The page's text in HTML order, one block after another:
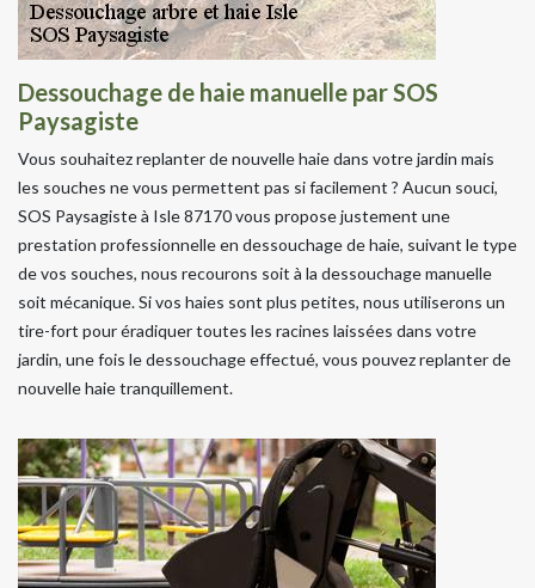
Dessouchage de haie manuelle par SOS
Paysagiste
Vous souhaitez replanter de nouvelle haie dans votre jardin mais
les souches ne vous permettent pas si facilement ? Aucun souci,
SOS Paysagiste à Isle 87170 vous propose justement une
prestation professionnelle en dessouchage de haie, suivant le type
de vos souches, nous recourons soit à la dessouchage manuelle
soit mécanique. Si vos haies sont plus petites, nous utiliserons un
tire-fort pour éradiquer toutes les racines laissées dans votre
jardin, une fois le dessouchage effectué, vous pouvez replanter de
nouvelle haie tranquillement.